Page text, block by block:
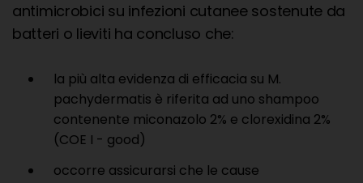
antimicrobici su infezioni cutanee sostenute da
batteri o lieviti ha concluso che:
la più alta evidenza di efficacia su M.
pachydermatis è riferita ad uno shampoo
contenente miconazolo 2% e clorexidina 2%
(COE I - good)
occorre assicurarsi che le cause